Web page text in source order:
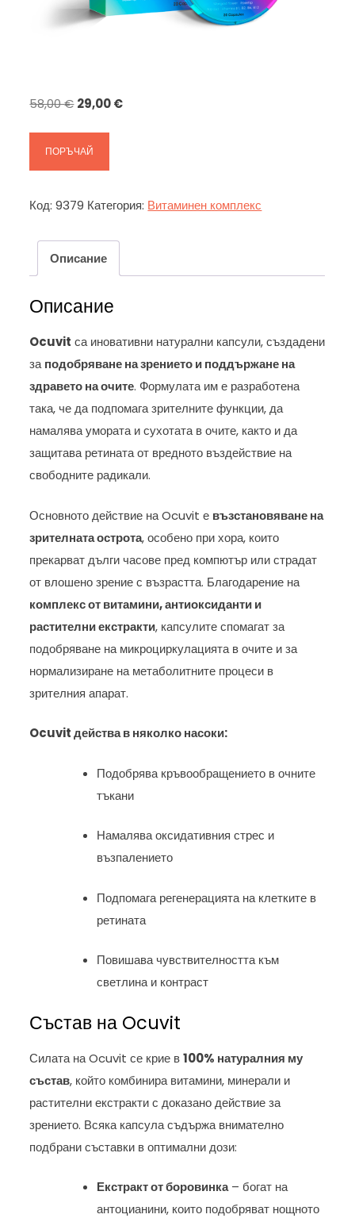
58,00€ Original
was:
58,00 €.
29,00€Текущата
ПОРЪЧАЙ
Код:9379 Категория: Витаминен комплекс
Описание
Описание
Ocuvit са иновативни натурални капсули, създадени
заподобряване на зрението и поддържане на
здравето на очите. Формулата им е разработена
така, че да подпомага зрителните функции, да
намалява умората и сухотата в очите, както и да
защитава ретината от вредното въздействие на
свободните радикали.
Основното действие на Ocuvit е възстановяване на
зрителната острота, особено при хора, които
прекарват дълги часове пред компютър или страдат
от влошено зрение с възрастта. Благодарение на
комплекс от витамини, антиоксиданти и
растителни екстракти, капсулите спомагат за
подобряване на микроциркулацията в очите и за
нормализиране на метаболитните процеси в
зрителния апарат.
Ocuvit действа в няколко насоки:
Подобрява кръвообращението в очните
тъкани
Намалява оксидативния стрес и
възпалението
Подпомага регенерацията на клетките в
ретината
Повишава чувствителността към
светлина и контраст
Състав на Ocuvit
Силата на Ocuvit се крие в100% натуралния му
състав, който комбинира витамини, минерали и
растителни екстракти с доказано действие за
зрението. Всяка капсула съдържа внимателно
подбрани съставки в оптимални дози:
Екстракт от боровинка– богат на
антоцианини, които подобряват нощното